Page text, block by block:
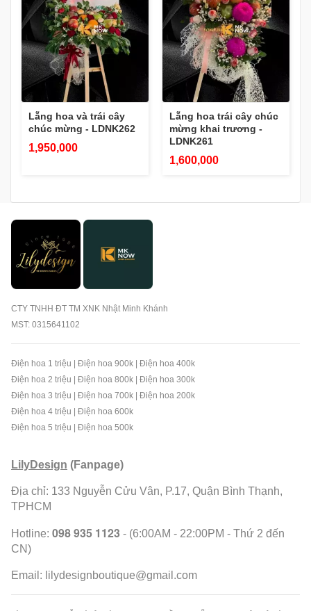
Lẵng hoa và trái cây
chúc mừng - LDNK262
1,950,000
Lẵng hoa trái cây chúc
mừng khai trương -
LDNK261
1,600,000
CTY TNHH ĐT TM XNK Nhật Minh Khánh
MST: 0315641102
Điện hoa 1 triệu Điện hoa 900k
Điện hoa 400k
Điện hoa 2 triệu
Điện hoa 800k
Điện hoa 300k
Điện hoa 3 triệu
Điện hoa 700k
Điện hoa 200k
Điện hoa 4 triệu
Điện hoa 600k
Điện hoa 5 triệu
Điện hoa 500k
LilyDesign (Fanpage)
Địa chỉ: 133 Nguyễn Cửu Vân, P.17, Quận Bình Thạnh,
TPHCM
Hotline: 098 935 1123 - (6:00AM - 22:00PM - Thứ 2 đến
CN)
Email: lilydesignboutique@gmail.com